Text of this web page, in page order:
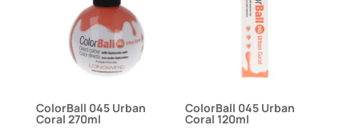
ColorBall 045 Urban
Coral 270ml
ColorBall 045 Urban
Coral 120ml